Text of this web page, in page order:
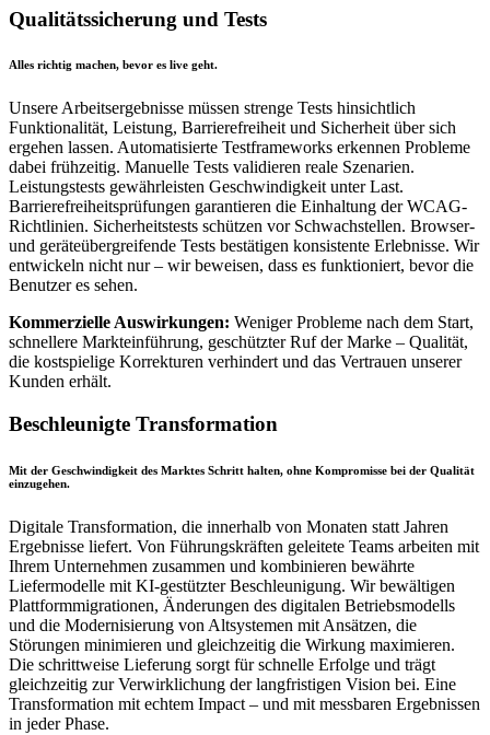
Qualitätssicherung und Tests
Alles richtig machen, bevor es live geht.
Unsere Arbeitsergebnisse müssen strenge Tests hinsichtlich
Funktionalität, Leistung, Barrierefreiheit und Sicherheit über sich
ergehen lassen. Automatisierte Testframeworks erkennen Probleme
dabei frühzeitig. Manuelle Tests validieren reale Szenarien.
Leistungstests gewährleisten Geschwindigkeit unter Last.
Barrierefreiheitsprüfungen garantieren die Einhaltung der WCAG-
Richtlinien. Sicherheitstests schützen vor Schwachstellen. Browser-
und geräteübergreifende Tests bestätigen konsistente Erlebnisse. Wir
entwickeln nicht nur – wir beweisen, dass es funktioniert, bevor die
Benutzer es sehen.
Kommerzielle Auswirkungen: Weniger Probleme nach dem Start,
schnellere Markteinführung, geschützter Ruf der Marke – Qualität,
die kostspielige Korrekturen verhindert und das Vertrauen unserer
Kunden erhält.
Beschleunigte Transformation
Mit der Geschwindigkeit des Marktes Schritt halten, ohne Kompromisse bei der Qualität
einzugehen.
Digitale Transformation, die innerhalb von Monaten statt Jahren
Ergebnisse liefert. Von Führungskräften geleitete Teams arbeiten mit
Ihrem Unternehmen zusammen und kombinieren bewährte
Liefermodelle mit KI-gestützter Beschleunigung. Wir bewältigen
Plattformmigrationen, Änderungen des digitalen Betriebsmodells
und die Modernisierung von Altsystemen mit Ansätzen, die
Störungen minimieren und gleichzeitig die Wirkung maximieren.
Die schrittweise Lieferung sorgt für schnelle Erfolge und trägt
gleichzeitig zur Verwirklichung der langfristigen Vision bei. Eine
Transformation mit echtem Impact – und mit messbaren Ergebnissen
in jeder Phase.